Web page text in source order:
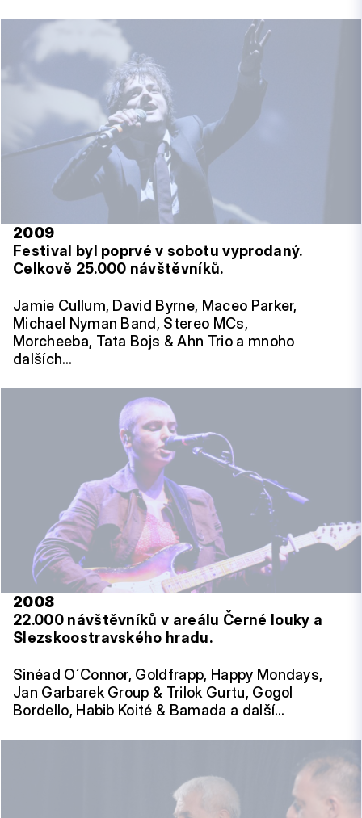
2009
Festival byl poprvé v sobotu vyprodaný.
Celkově 25.000 návštěvníků.
Jamie Cullum, David Byrne, Maceo Parker,
Michael Nyman Band, Stereo MCs,
Morcheeba, Tata Bojs & Ahn Trio a mnoho
dalších…
2008
22.000 návštěvníků v areálu Černé louky a
Slezskoostravského hradu.
Sinéad O´Connor, Goldfrapp, Happy Mondays,
Jan Garbarek Group & Trilok Gurtu, Gogol
Bordello, Habib Koité & Bamada a další…